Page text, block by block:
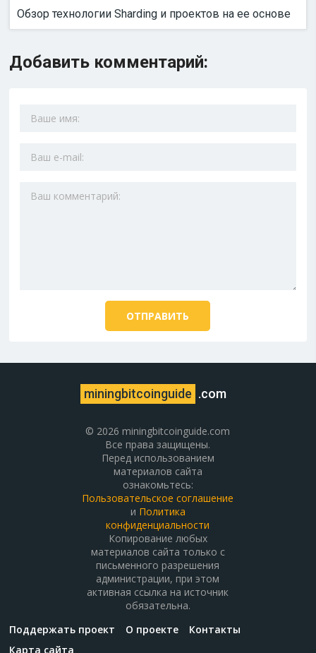
Обзор технологии Sharding и проектов на ее основе
Добавить комментарий:
miningbitcoinguide .com
© 2026 miningbitcoinguide.com
Все права защищены.
Перед использованием
материалов сайта
ознакомьтесь:
Пользовательское соглашение
и Политика
конфиденциальности
Копирование любых
материалов сайта только с
письменного разрешения
администрации, при этом
активная ссылка на источник
обязательна.
Поддержать проект
О проекте
Контакты
Карта сайта